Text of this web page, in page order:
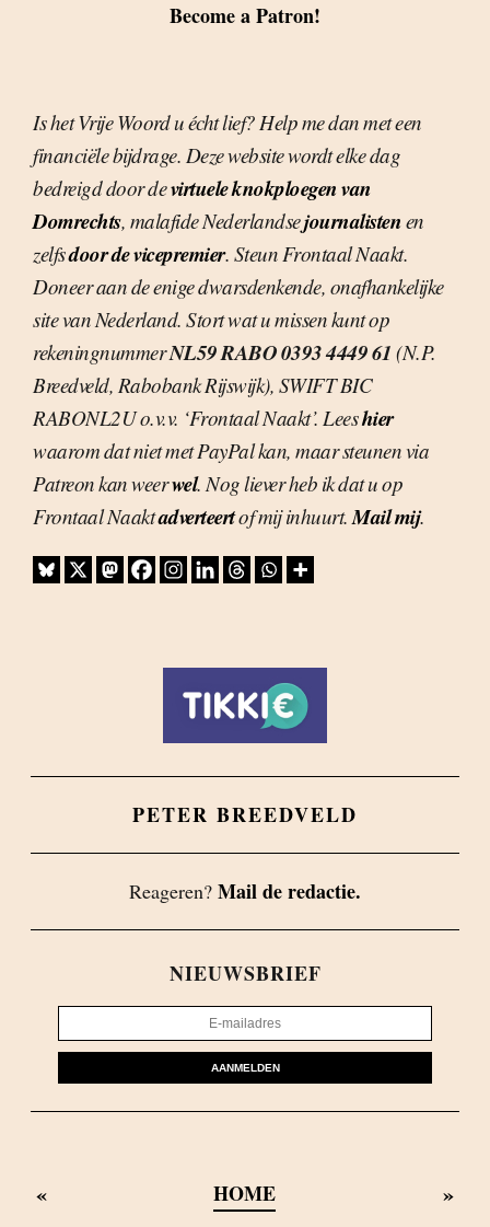
Become a Patron!
Is het Vrije Woord u écht lief? Help me dan met een
financiële bijdrage. Deze website wordt elke dag
bedreigd door devirtuele knokploegen van
Domrechts, malafide Nederlandsejournalistenen
zelfsdoor de vicepremier. Steun Frontaal Naakt.
Doneer aan de enige dwarsdenkende, onafhankelijke
site van Nederland. Stort wat u missen kunt op
rekeningnummerNL59 RABO 0393 4449 61 (N.P.
Breedveld, Rabobank Rijswijk), SWIFT BIC
RABONL2U o.v.v. ‘Frontaal Naakt’. Leeshier
waarom dat niet met PayPal kan, maar steunen via
Patreon kan weerwel. Nog liever heb ik dat u op
Frontaal Naaktadverteertof mij inhuurt.Mail mij.
PETER BREEDVELD
Reageren? Mail de redactie.
NIEUWSBRIEF
AANMELDEN
« HOME »